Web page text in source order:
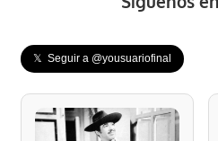
𝕏 Seguir a @yousuariofinal